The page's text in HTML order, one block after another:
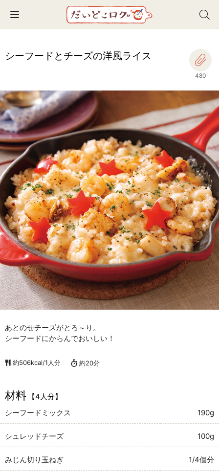
Toggle navigation
シーフードとチーズの洋風ライス
480
あとのせチーズがとろ～り。
シーフードにからんでおいしい！
約506kcal/1人分 約20分
材料
【4人分】
シーフードミックス
190g
シュレッドチーズ 100g
みじん切り玉ねぎ 1/4個分